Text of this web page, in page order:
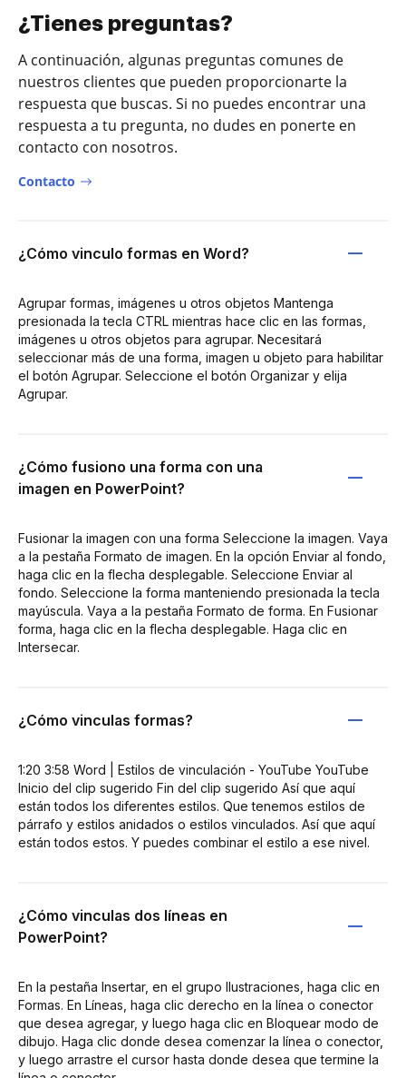
¿Tienes preguntas?
A continuación, algunas preguntas comunes de
nuestros clientes que pueden proporcionarte la
respuesta que buscas. Si no puedes encontrar una
respuesta a tu pregunta, no dudes en ponerte en
contacto con nosotros.
Contacto
¿Cómo vinculo formas en Word?
Agrupar formas, imágenes u otros objetos Mantenga
presionada la tecla CTRL mientras hace clic en las formas,
imágenes u otros objetos para agrupar. Necesitará
seleccionar más de una forma, imagen u objeto para habilitar
el botón Agrupar. Seleccione el botón Organizar y elija
Agrupar.
¿Cómo fusiono una forma con una
imagen en PowerPoint?
Fusionar la imagen con una forma Seleccione la imagen. Vaya
a la pestaña Formato de imagen. En la opción Enviar al fondo,
haga clic en la flecha desplegable. Seleccione Enviar al
fondo. Seleccione la forma manteniendo presionada la tecla
mayúscula. Vaya a la pestaña Formato de forma. En Fusionar
forma, haga clic en la flecha desplegable. Haga clic en
Intersecar.
¿Cómo vinculas formas?
1:20 3:58 Word | Estilos de vinculación - YouTube YouTube
Inicio del clip sugerido Fin del clip sugerido Así que aquí
están todos los diferentes estilos. Que tenemos estilos de
párrafo y estilos anidados o estilos vinculados. Así que aquí
están todos estos. Y puedes combinar el estilo a ese nivel.
¿Cómo vinculas dos líneas en
PowerPoint?
En la pestaña Insertar, en el grupo Ilustraciones, haga clic en
Formas. En Líneas, haga clic derecho en la línea o conector
que desea agregar, y luego haga clic en Bloquear modo de
dibujo. Haga clic donde desea comenzar la línea o conector,
y luego arrastre el cursor hasta donde desea que termine la